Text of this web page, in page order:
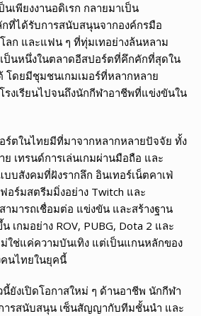
นเพียงงานอดิเรก กลายมาเป็น
ที่ได้รับการสนับสนุนจากองค์กรมือ
ก และแฟน ๆ ที่ทุ่มเทอย่างล้นหลาม
ป็นหนึ่งในตลาดอีสปอร์ตที่คึกคักที่สุดใน
โดยมีชุมชนเกมเมอร์ที่หลากหลาย
รงเรียนไปจนถึงนักกีฬาอาชีพที่แข่งขันใน
ร์ตในไทยมีที่มาจากหลากหลายปัจจัย ทั้ง
ย เทรนด์การเล่นเกมผ่านมือถือ และ
บสังคมที่ฝังรากลึก อินเทอร์เน็ตคาเฟ่
ร์มสตรีมมิ่งอย่าง Twitch และ
ามารถเชื่อมต่อ แข่งขัน และสร้างฐาน
เกมอย่าง ROV, PUBG, Dota 2 และ
ใช่แค่ความบันเทิง แต่เป็นแกนหลักของ
นไทยในยุคนี้
นี้ยังเปิดโอกาสใหม่ ๆ ด้านอาชีพ นักกีฬา
ารสนับสนุน เซ็นสัญญากับทีมชั้นนำ และ